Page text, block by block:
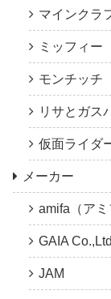
マインクラ
ミッフィー
モンチッチ
リサとガス
仮面ライダ
メーカー
amifa（アミ
GAIA
JAM